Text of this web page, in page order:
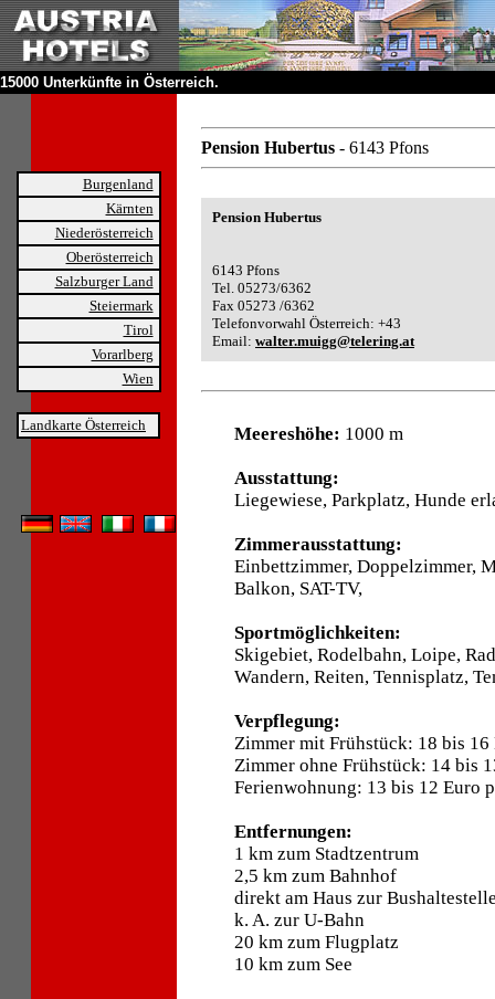
15000 Unterkünfte in Österreich.
Burgenland
Kärnten
Niederösterreich
Oberösterreich
Salzburger Land
Steiermark
Tirol
Vorarlberg
Wien
Landkarte Österreich
Pension Hubertus - 6143 Pfons
Pension Hubertus
6143 Pfons
Tel. 05273/6362
Fax 05273 /6362
Telefonvorwahl Österreich: +43
Email: walter.muigg@telering.at
Meereshöhe: 1000 m
Ausstattung:
Liegewiese, Parkplatz, Hunde
Zimmerausstattung:
Einbettzimmer, Doppelzimmer,
Balkon, SAT-TV,
Sportmöglichkeiten:
Skigebiet, Rodelbahn, Loipe,
Wandern, Reiten, Tennisplatz,
Verpflegung:
Zimmer mit Frühstück: 18 bis 16
Zimmer ohne Frühstück: 14 bis
Ferienwohnung: 13 bis 12 Euro
Entfernungen:
1 km zum Stadtzentrum
2,5 km zum Bahnhof
direkt am Haus zur
k. A. zur U-Bahn
20 km zum Flugplatz
10 km zum See